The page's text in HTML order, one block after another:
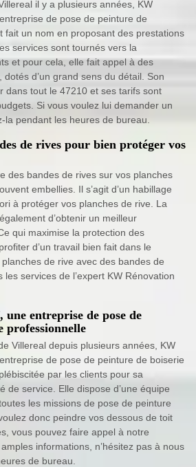
il y a plusieurs années, KW
de pose de peinture de
fait un nom en proposant des prestations
services sont tournés vers la
et pour cela, elle fait appel à des
d’un grand sens du détail. Son
dans tout le 47210 et ses tarifs sont
Si vous voulez lui demander un
la pendant les heures de bureau.
de rives pour bien protéger vos
des bandes de rives sur vos planches
embellies. Il s’agit d’un habillage
à protéger vos planches de rive. La
d’obtenir un meilleur
qui maximise la protection des
d’un travail bien fait dans le
de rive avec des bandes de
services de l’expert KW Rénovation
entreprise de pose de
professionnelle
Villereal depuis plusieurs années, KW
de pose de peinture de boiserie
par les clients pour sa
de service. Elle dispose d’une équipe
les missions de pose de peinture
donc peindre vos dessous de toit
vous pouvez faire appel à notre
informations, n’hésitez pas à nous
de bureau.